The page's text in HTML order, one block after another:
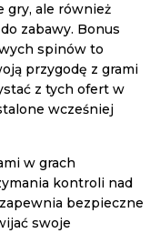
gry, ale również
zabawy. Bonus
spinów to
przygodę z grami
z tych ofert w
wcześniej
w grach
kontroli nad
bezpieczne
swoje